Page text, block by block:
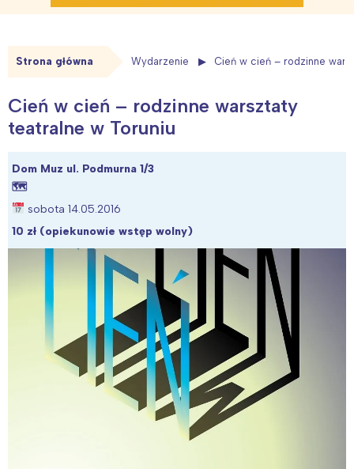
Strona główna Wydarzenie Cień w cień – rodzinne
Cień w cień – rodzinne warsztaty
teatralne w Toruniu
Dom Muz ul. Podmurna 1/3
🗺
sobota 14.05.2016
10 zł (opiekunowie wstęp wolny)